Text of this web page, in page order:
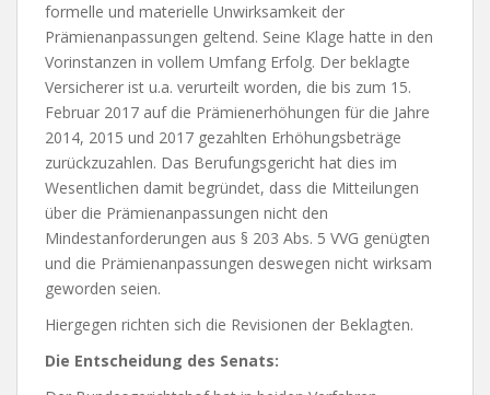
formelle und materielle Unwirksamkeit der
Prämienanpassungen geltend. Seine Klage hatte in den
Vorinstanzen in vollem Umfang Erfolg. Der beklagte
Versicherer ist u.a. verurteilt worden, die bis zum 15.
Februar 2017 auf die Prämienerhöhungen für die Jahre
2014, 2015 und 2017 gezahlten Erhöhungsbeträge
zurückzuzahlen. Das Berufungsgericht hat dies im
Wesentlichen damit begründet, dass die Mitteilungen
über die Prämienanpassungen nicht den
Mindestanforderungen aus § 203 Abs. 5 VVG genügten
und die Prämienanpassungen deswegen nicht wirksam
geworden seien.
Hiergegen richten sich die Revisionen der Beklagten.
Die Entscheidung des Senats: